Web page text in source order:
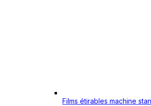
Films étirables machine